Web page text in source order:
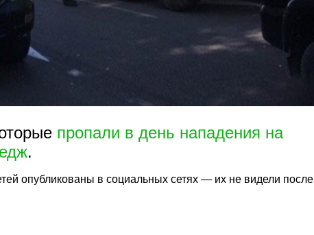
пропали в день нападения на
.
опубликованы в социальных сетях — их не видели после